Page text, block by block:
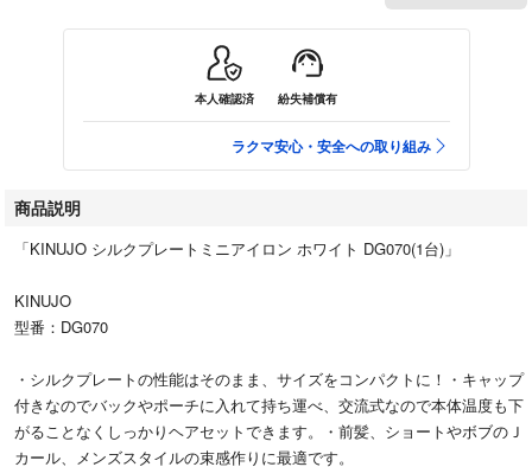
本人確認済 紛失補償有
ラクマ安心・安全への取り組み
商品説明
「KINUJO シルクプレートミニアイロン ホワイト DG070(1台)」
KINUJO
型番：DG070
・シルクプレートの性能はそのまま、サイズをコンパクトに！・キャップ
付きなのでバックやポーチに入れて持ち運べ、交流式なので本体温度も下
がることなくしっかりヘアセットできます。・前髪、ショートやボブのＪ
カール、メンズスタイルの束感作りに最適です。